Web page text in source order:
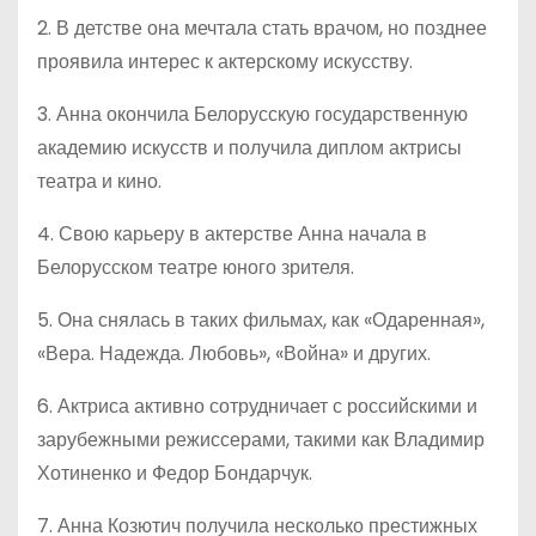
2. В детстве она мечтала стать врачом, но позднее
проявила интерес к актерскому искусству.
3. Анна окончила Белорусскую государственную
академию искусств и получила диплом актрисы
театра и кино.
4. Свою карьеру в актерстве Анна начала в
Белорусском театре юного зрителя.
5. Она снялась в таких фильмах, как «Одаренная»,
«Вера. Надежда. Любовь», «Война» и других.
6. Актриса активно сотрудничает с российскими и
зарубежными режиссерами, такими как Владимир
Хотиненко и Федор Бондарчук.
7. Анна Козютич получила несколько престижных